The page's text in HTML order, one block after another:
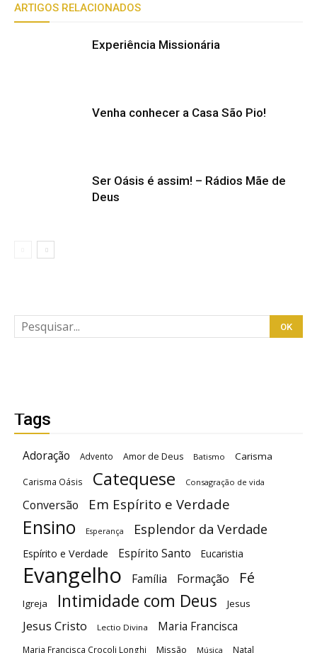
ARTIGOS RELACIONADOS
Experiência Missionária
Venha conhecer a Casa São Pio!
Ser Oásis é assim! – Rádios Mãe de
Deus
Tags
Adoração Advento Amor de Deus Batismo Carisma
Carisma Oásis Catequese Consagração de vida
Conversão Em Espírito e Verdade
Ensino Esperança Esplendor da Verdade
Espírito e Verdade Espírito Santo Eucaristia
Evangelho Família Formação Fé
Igreja Intimidade com Deus Jesus
Jesus Cristo Lectio Divina Maria Francisca
Maria Francisca Crocoli Longhi Missão Música Natal